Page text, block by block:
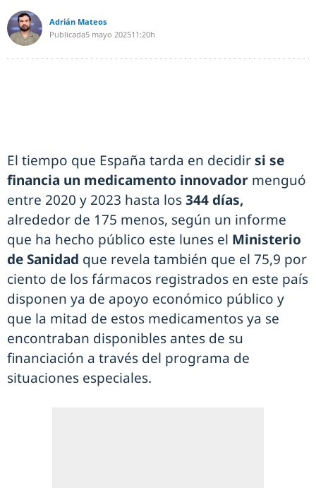
Adrián Mateos
Publicada5 mayo 202511:20h
El tiempo que España tarda en decidirsi se
financia un medicamento innovador menguó
entre 2020 y 2023 hasta los344 días,
alrededor de 175 menos, según un informe
que ha hecho público este lunes el Ministerio
de Sanidad que revela también que el 75,9 por
ciento de los fármacos registrados en este país
disponen ya de apoyo económico público y
que la mitad de estos medicamentos ya se
encontraban disponibles antes de su
financiación a través del programa de
situaciones especiales.